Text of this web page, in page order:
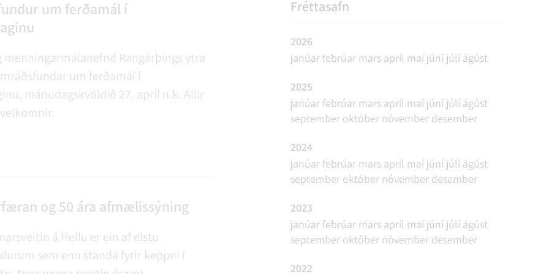
um ferðamál í
menningarmálanefnd Rangárþings ytra
um ferðamál í
mánudagskvöldið 27. apríl n.k. Allir
og 50 ára afmælissýning
á Hellu er ein af elstu
sem enn standa fyrir keppni í
Fréttasafn
2026
janúar febrúar mars apríl maí júní júlí ágúst
2025
janúar febrúar mars apríl maí júní júlí ágúst
september október nóvember desember
2024
janúar febrúar mars apríl maí júní júlí ágúst
september október nóvember desember
2023
janúar febrúar mars apríl maí júní júlí ágúst
september október nóvember desember
2022